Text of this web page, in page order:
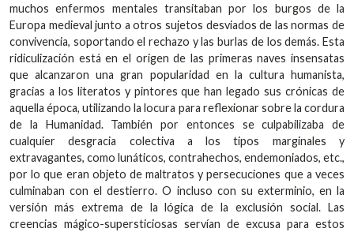
muchos enfermos mentales transitaban por los burgos de la
Europa medieval junto a otros sujetos desviados de las normas de
convivencia, soportando el rechazo y las burlas de los demás. Esta
ridiculización está en el origen de las primeras naves insensatas
que alcanzaron una gran popularidad en la cultura humanista,
gracias a los literatos y pintores que han legado sus crónicas de
aquella época, utilizando la locura para reflexionar sobre la cordura
de la Humanidad. También por entonces se culpabilizaba de
cualquier desgracia colectiva a los tipos marginales y
extravagantes, como lunáticos, contrahechos, endemoniados, etc.,
por lo que eran objeto de maltratos y persecuciones que a veces
culminaban con el destierro. O incluso con su exterminio, en la
versión más extrema de la lógica de la exclusión social. Las
creencias mágico-supersticiosas servían de excusa para estos